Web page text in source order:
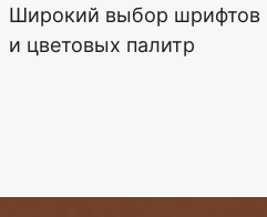
Широкий выбор шрифтов
и цветовых палитр